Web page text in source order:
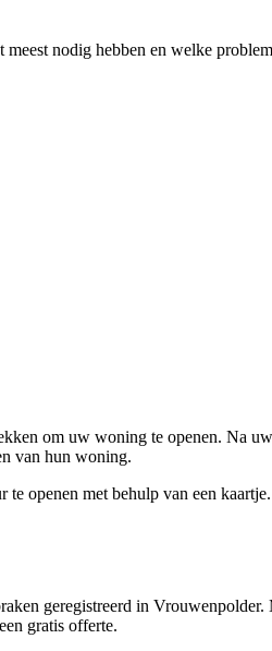
nodig hebben en welke
om uw woning te openen. Na
van hun woning.
te openen met behulp van een
geregistreerd in
gratis offerte.